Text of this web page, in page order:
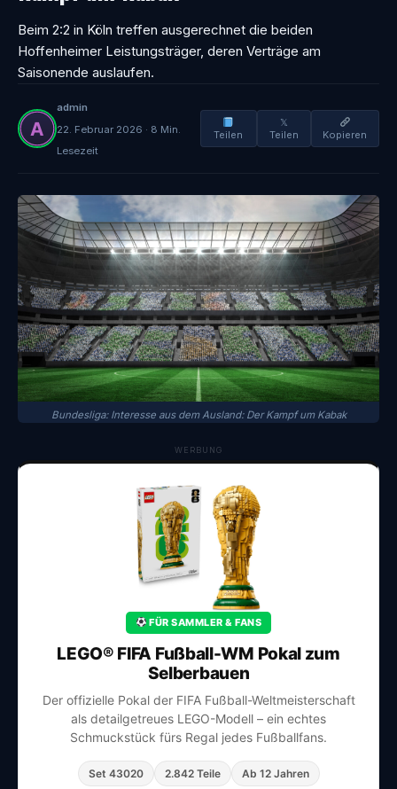
Beim 2:2 in Köln treffen ausgerechnet die beiden
Hoffenheimer Leistungsträger, deren Verträge am
Saisonende auslaufen.
admin
22. Februar 2026 · 8 Min.
Lesezeit
Teilen
𝕏
Teilen
Kopieren
Bundesliga: Interesse aus dem Ausland: Der Kampf um Kabak
WERBUNG
FÜR SAMMLER & FANS
LEGO® FIFA Fußball-WM Pokal zum
Selberbauen
Der offizielle Pokal der FIFA Fußball-Weltmeisterschaft
als detailgetreues LEGO-Modell – ein echtes
Schmuckstück fürs Regal jedes Fußballfans.
Set 43020 2.842 Teile Ab 12 Jahren